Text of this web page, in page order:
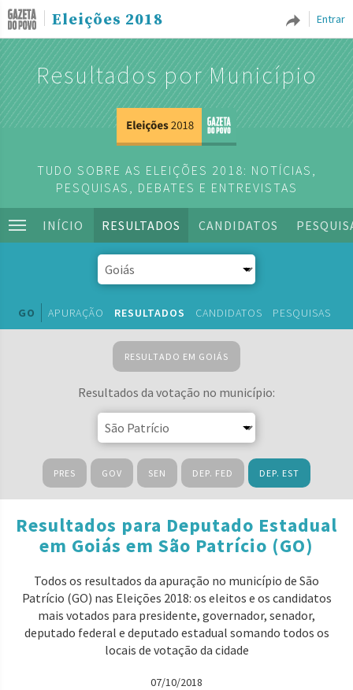
Entrar
Eleições 2018
Resultados por Município
TUDO SOBRE AS ELEIÇÕES 2018: NOTÍCIAS,
PESQUISAS, DEBATES E ENTREVISTAS
INÍCIO RESULTADOS CANDIDATOS
GO APURAÇÃO RESULTADOS CANDIDATOS PESQUISAS
RESULTADO EM GOIÁS
Resultados da votação no município:
PRES GOV SEN DEP. FED DEP. EST
Resultados para Deputado Estadual
em Goiás em São Patrício (GO)
Todos os resultados da apuração no município de São
Patrício (GO) nas Eleições 2018: os eleitos e os candidatos
mais votados para presidente, governador, senador,
deputado federal e deputado estadual somando todos os
locais de votação da cidade
07/10/2018